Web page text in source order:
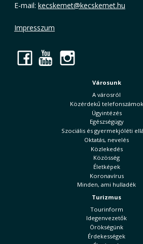
E-mail: kecskemet@kecskemet.hu
Impresszum
Facebook
YouTube
Városunk
A városról
Közérdekű telefonszámok
Ügyintézés
Egészségügy
Szociális és gyermekjóléti
Oktatás, nevelés
Közlekedés
Közösség
Életképek
Koronavírus
Minden, ami hulladék
Turizmus
Tourinform
Idegenvezetők
Örökségünk
Érdekességek